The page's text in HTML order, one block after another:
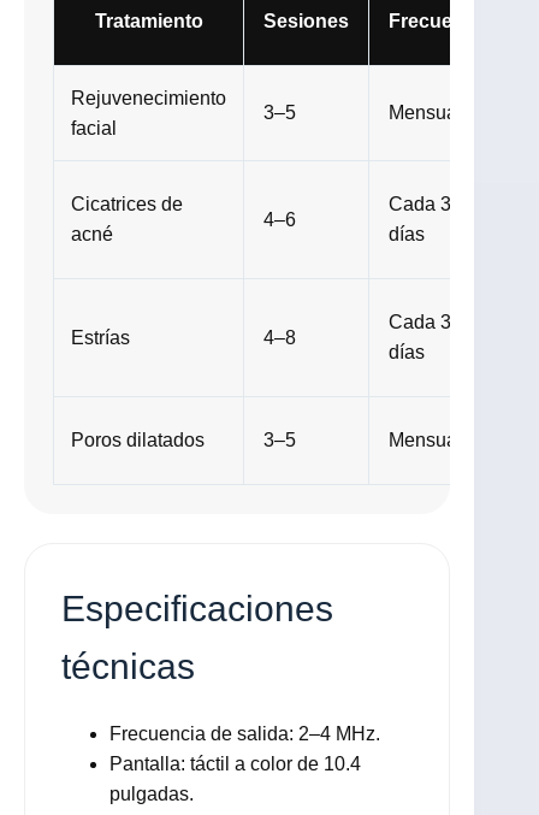
Tratamiento Sesiones Frecuencia
Rejuvenecimiento
facial
3–5 Mensual
Cicatrices de
acné
4–6
Cada 30
días
Estrías 4–8
Cada 30
días
Poros dilatados 3–5 Mensual
Especificaciones
técnicas
Frecuencia de salida: 2–4 MHz.
Pantalla: táctil a color de 10.4
pulgadas.